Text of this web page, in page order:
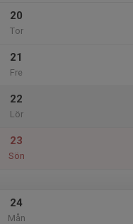
20
Tor
21
Fre
22
Lör
23
Sön
24
Mån